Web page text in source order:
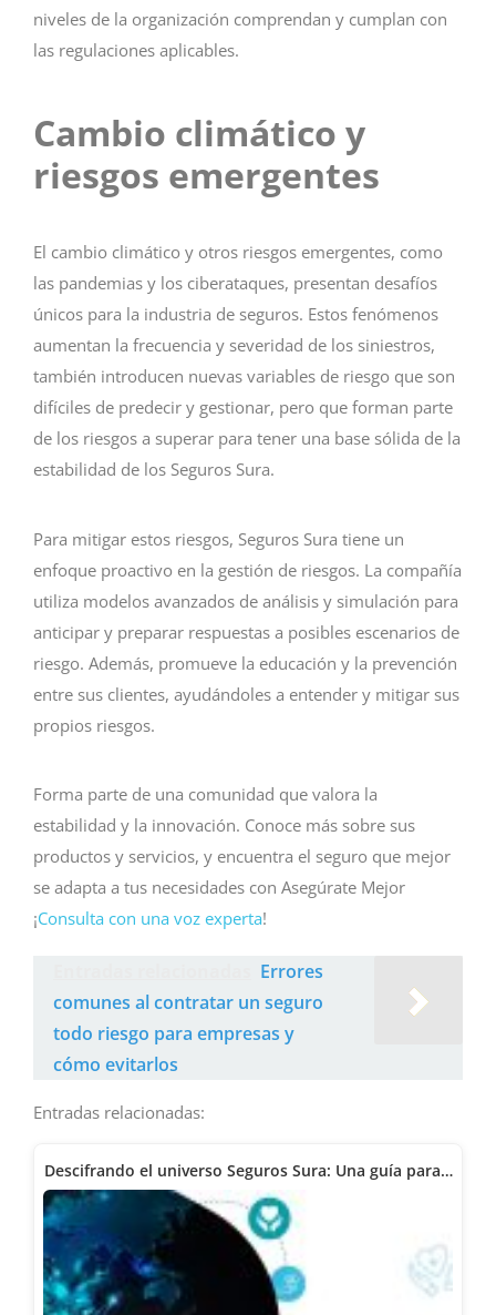
niveles de la organización comprendan y cumplan con
las regulaciones aplicables.
Cambio climático y
riesgos emergentes
El cambio climático y otros riesgos emergentes, como
las pandemias y los ciberataques, presentan desafíos
únicos para la industria de seguros. Estos fenómenos
aumentan la frecuencia y severidad de los siniestros,
también introducen nuevas variables de riesgo que son
difíciles de predecir y gestionar, pero que forman parte
de los riesgos a superar para tener una base sólida de la
estabilidad de los Seguros Sura.
Para mitigar estos riesgos, Seguros Sura tiene un
enfoque proactivo en la gestión de riesgos. La compañía
utiliza modelos avanzados de análisis y simulación para
anticipar y preparar respuestas a posibles escenarios de
riesgo. Además, promueve la educación y la prevención
entre sus clientes, ayudándoles a entender y mitigar sus
propios riesgos.
Forma parte de una comunidad que valora la
estabilidad y la innovación. Conoce más sobre sus
productos y servicios, y encuentra el seguro que mejor
se adapta a tus necesidades con Asegúrate Mejor
¡Consulta con una voz experta!
Errores
comunes al contratar un seguro
todo riesgo para empresas y
cómo evitarlos
Entradas relacionadas:
Descifrando el universo Seguros Sura: Una guía para…